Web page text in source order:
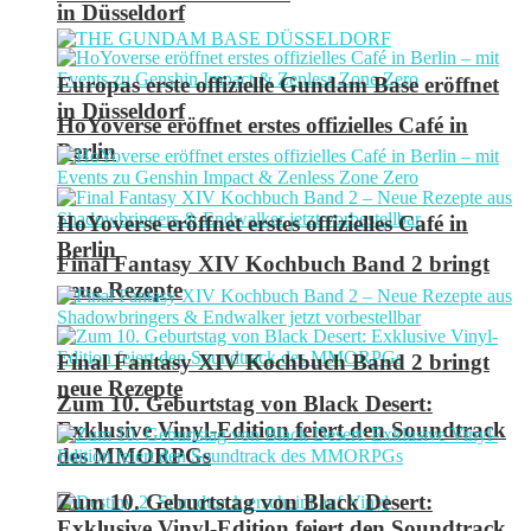
in Düsseldorf
HoYoverse eröffnet erstes offizielles Café in
Berlin
Final Fantasy XIV Kochbuch Band 2 bringt
neue Rezepte
Zum 10. Geburtstag von Black Desert:
Exklusive Vinyl-Edition feiert den Soundtrack
des MMORPGs
Europas erste offizielle Gundam Base eröffnet
in Düsseldorf
HoYoverse eröffnet erstes offizielles Café in
Berlin
Final Fantasy XIV Kochbuch Band 2 bringt
neue Rezepte
Zum 10. Geburtstag von Black Desert: